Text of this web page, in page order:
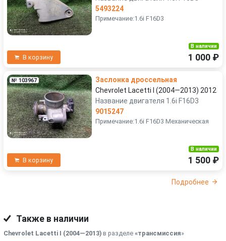
5493224
Примечание:1.6i F16D3
В корзину
В наличии
1 000 ₽
№ 103967
Заслонка дроссельная
Chevrolet Lacetti I (2004—2013) 2012
Название двигателя 1.6i F16D3
9015247
Примечание:1.6i F16D3 Механическая
В корзину
В наличии
1 500 ₽
Подробнее
Также в наличии
Chevrolet Lacetti I (2004—2013) в разделе «трансмиссия»